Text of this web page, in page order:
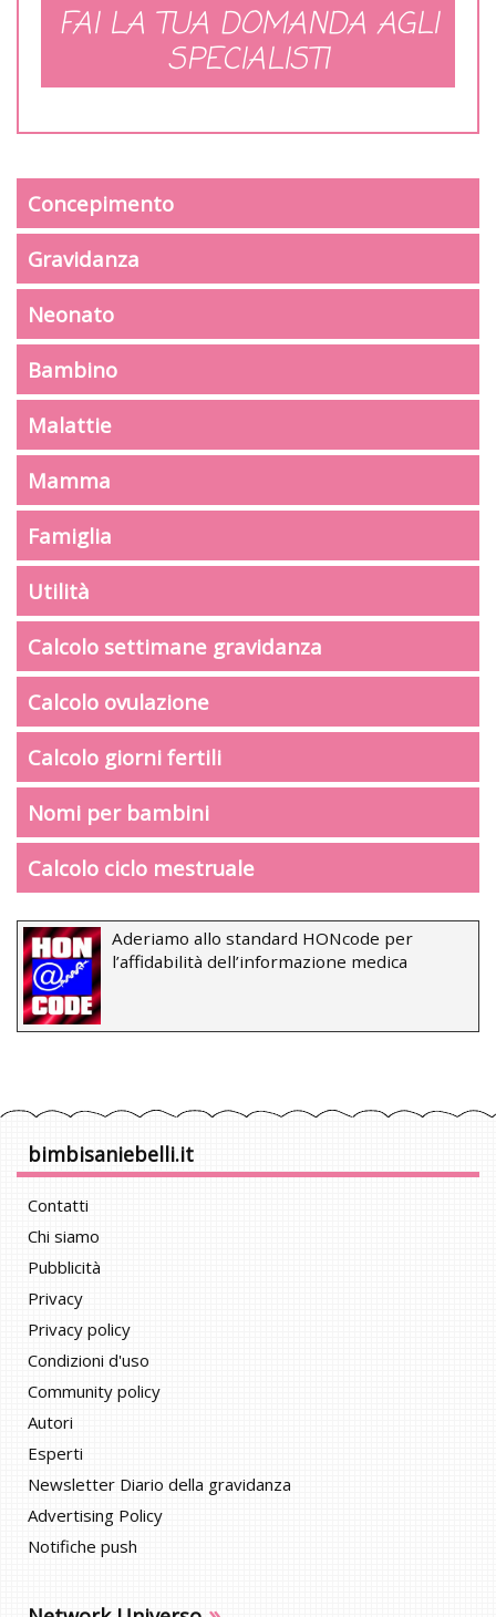
FAI LA TUA DOMANDA AGLI
SPECIALISTI
Concepimento
Gravidanza
Neonato
Bambino
Malattie
Mamma
Famiglia
Utilità
Calcolo settimane gravidanza
Calcolo ovulazione
Calcolo giorni fertili
Nomi per bambini
Calcolo ciclo mestruale
Aderiamo allo standard HONcode per
l’affidabilità dell’informazione medica
bimbisaniebelli.it
Contatti
Chi siamo
Pubblicità
Privacy
Privacy policy
Condizioni d'uso
Community policy
Autori
Esperti
Newsletter Diario della gravidanza
Advertising Policy
Notifiche push